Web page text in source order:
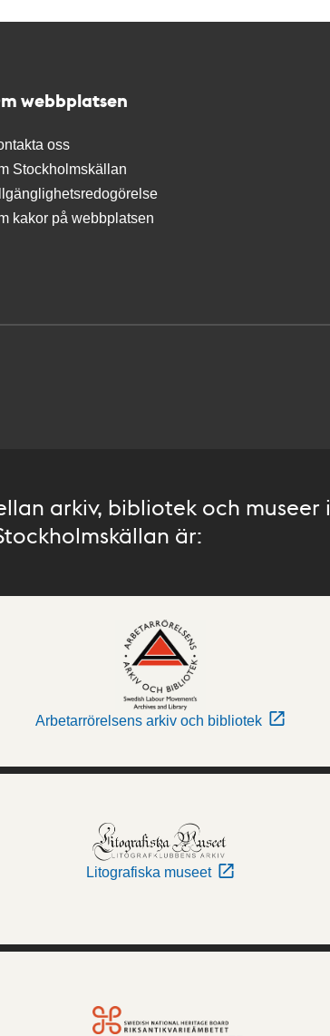
webbplatsen
oss
Stockholmskällan
kakor på webbplatsen
arkiv, bibliotek och museer i
är:
Arbetarrörelsens arkiv och bibliotek
Litografiska museet